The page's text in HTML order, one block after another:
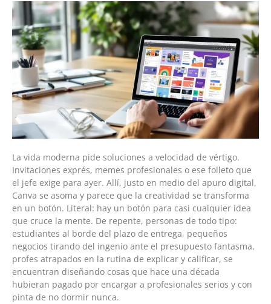
La vida moderna pide soluciones a velocidad de vértigo.
Invitaciones exprés, memes profesionales o ese folleto que
el jefe exige para ayer. Allí, justo en medio del apuro digital,
Canva se asoma y parece que la creatividad se transforma
en un botón. Literal: hay un botón para casi cualquier idea
que cruce la mente. De repente, personas de todo tipo:
estudiantes al borde del plazo de entrega, pequeños
negocios tirando del ingenio ante el presupuesto fantasma,
profes atrapados en la rutina de explicar y calificar, se
encuentran diseñando cosas que hace una década
hubieran pagado por encargar a profesionales serios y con
pinta de no dormir nunca.